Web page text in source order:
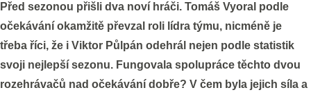
Před sezonou přišli dva noví hráči. Tomáš Vyoral podle
očekávání okamžitě převzal roli lídra týmu, nicméně je
třeba říci, že i Viktor Půlpán odehrál nejen podle statistik
svoji nejlepší sezonu. Fungovala spolupráce těchto dvou
rozehrávačů nad očekávání dobře? V čem byla jejich síla a